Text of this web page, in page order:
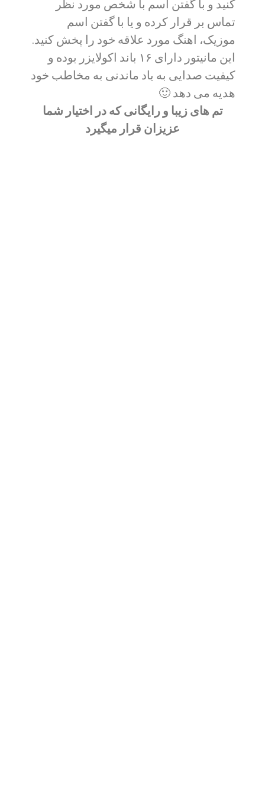
کنید و با گفتن اسم با شخص مورد نظر
تماس بر قرار کرده و یا با گفتن اسم
موزیک، اهنگ مورد علاقه خود را پخش کنید.
این مانیتور دارای ۱۶ باند اکولایزر بوده و
کیفیت صدایی به یاد ماندنی به مخاطب خود
هدیه می دهد 🙂
تم های زیبا و رایگانی که در اختیار شما
عزیزان قرار میگیرد